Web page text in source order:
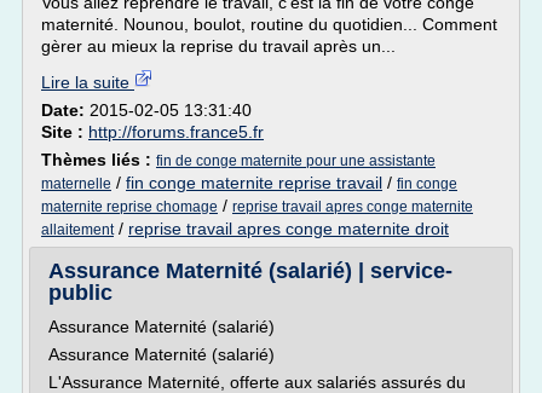
maternité. Nounou, boulot, routine du quotidien... Comment
gèrer au mieux la reprise du travail après un...
Lire la suite
Date: 2015-02-05 13:31:40
Site : http://forums.france5.fr
Thèmes liés : fin de conge maternite pour une assistante
maternelle / fin conge maternite reprise travail / fin conge
maternite reprise chomage / reprise travail apres conge maternite
allaitement/ reprise travail apres conge maternite droit
Assurance Maternité (salarié) | service-
public
Assurance Maternité (salarié)
Assurance Maternité (salarié)
L'Assurance Maternité, offerte aux salariés assurés du